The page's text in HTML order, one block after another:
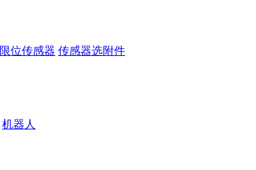
限位传感器 传感器选附件
机器人